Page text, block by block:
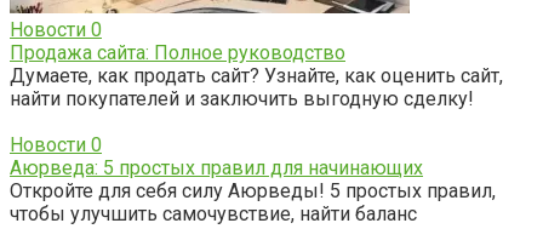
Новости 0
Продажа сайта: Полное руководство
Думаете, как продать сайт? Узнайте, как оценить сайт,
найти покупателей и заключить выгодную сделку!
Новости 0
Аюрведа: 5 простых правил для начинающих
Откройте для себя силу Аюрведы! 5 простых правил,
чтобы улучшить самочувствие, найти баланс